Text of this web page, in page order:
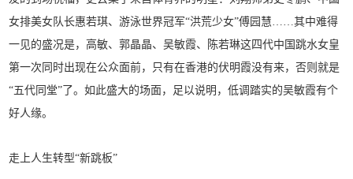
女排美女队长惠若琪、游泳世界冠军“洪荒少女”傅园慧……其中难得
一见的盛况是，高敏、郭晶晶、吴敏霞、陈若琳这四代中国跳水女皇
第一次同时出现在公众面前，只有在香港的伏明霞没有来，否则就是
“五代同堂”了。如此盛大的场面，足以说明，低调踏实的吴敏霞有个
好人缘。
走上人生转型“新跳板”